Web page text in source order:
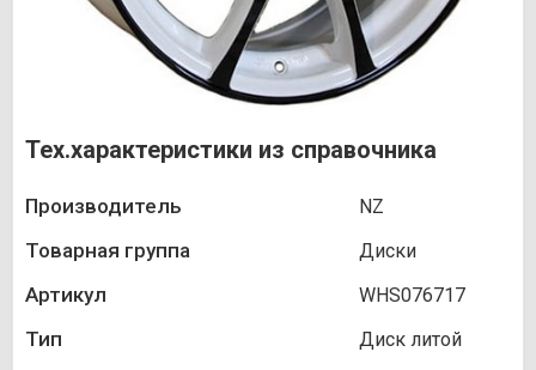
Тех.характеристики из справочника
Производитель NZ
Товарная группа Диски
Артикул WHS076717
Тип Диск литой